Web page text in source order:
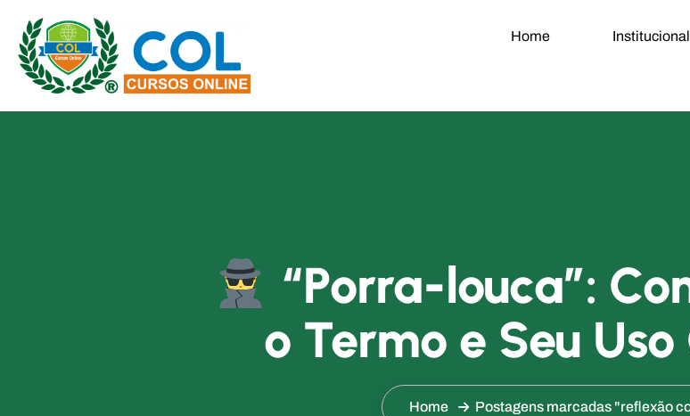
Home Institucional
“Porra-louca”:
o Termo e Seu
Home Postagens marcadas "reflexão